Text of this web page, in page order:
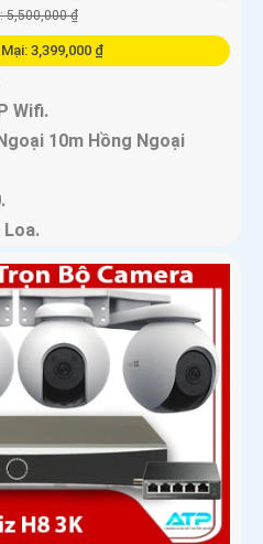
5,500,000 ₫
3,399,000 ₫
️
Wifi.
10m Hồng Ngoại
Loa.